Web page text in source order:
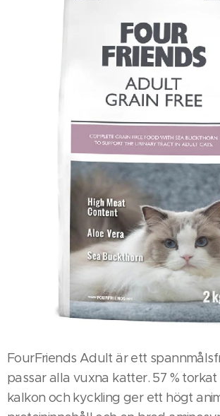
FourFriends Adult är ett
passar alla vuxna katter. 57 %
kalkon och kyckling ger ett högt